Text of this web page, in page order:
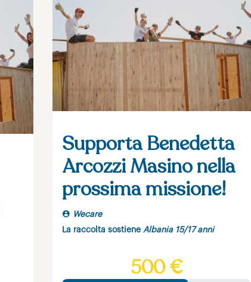
Supporta Benedetta
Arcozzi Masino nella
prossima missione!
Wecare
La raccolta sostiene Albania 15/17 anni
500 €